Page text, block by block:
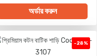
অর্ডার করুন
-28%